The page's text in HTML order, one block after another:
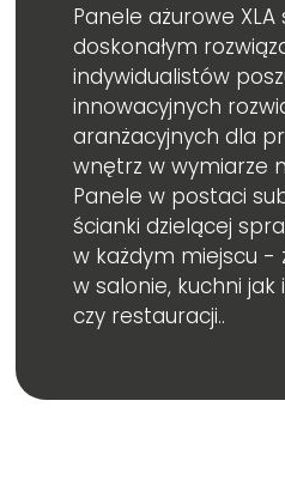
Panele ażurowe XLA
doskonałym
indywidualistów
innowacyjnych
aranżacyjnych dla
wnętrz w wymiarze
Panele w postaci
ścianki dzielącej
w każdym miejscu -
w salonie, kuchni jak
czy restauracji..